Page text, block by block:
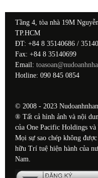
Tầng 4, tòa nhà 19M
TP.HCM
ĐT: +84 8 35140686 /
Fax: +84 8 35140699
Email:
Hotline: 090 845 0854
© 2008 - 2023
® Tất cả hình ảnh và nội
của One Pacific Holdings
Mọi sự sao chép không
hữu Trí tuệ hiện hành của
Nam.